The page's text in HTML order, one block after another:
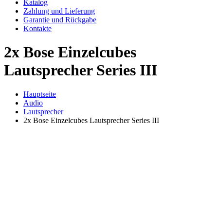
Katalog
Zahlung und Lieferung
Garantie und Rückgabe
Kontakte
2x Bose Einzelcubes
Lautsprecher Series III
Hauptseite
Audio
Lautsprecher
2x Bose Einzelcubes Lautsprecher Series III